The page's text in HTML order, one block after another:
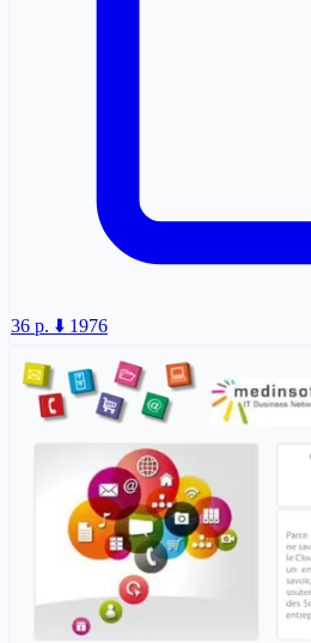
36 p. ⬇️ 1976